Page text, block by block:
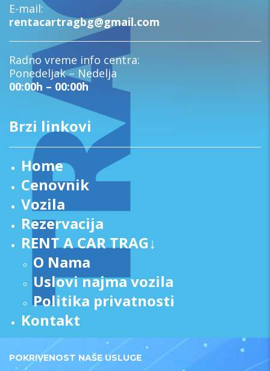
E-mail:
rentacartragbg@gmail.com
Radno vreme info centra:
Ponedeljak – Nedelja
00:00h – 00:00h
Brzi linkovi
Home
Cenovnik
Vozila
Rezervacija
RENT A CAR TRAG↓
O Nama
Uslovi najma vozila
Politika privatnosti
Kontakt
POKRIVENOST NAŠE USLUGE